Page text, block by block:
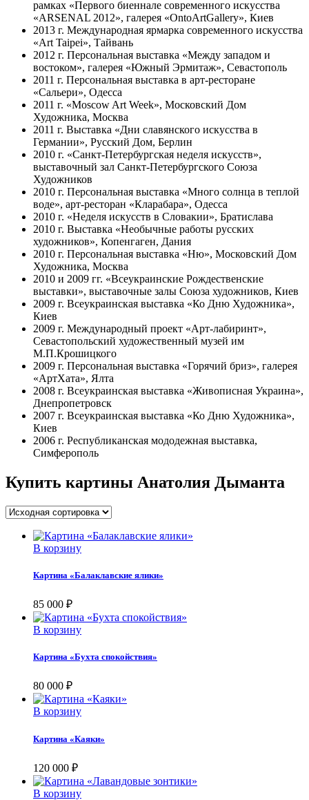
рамках «Первого биеннале современного искусства
«ARSENAL 2012», галерея «OntoArtGallery», Киев
2013 г. Международная ярмарка современного искусства
«Art Taipei», Тайвань
2012 г. Персональная выставка «Между западом и
востоком», галерея «Южный Эрмитаж», Севастополь
2011 г. Персональная выставка в арт-ресторане
«Сальери», Одесса
2011 г. «Moscow Art Week», Московский Дом
Художника, Москва
2011 г. Выставка «Дни славянского искусства в
Германии», Русский Дом, Берлин
2010 г. «Санкт-Петербургская неделя искусств»,
выставочный зал Санкт-Петербургского Союза
Художников
2010 г. Персональная выставка «Много солнца в теплой
воде», арт-ресторан «Кларабара», Одесса
2010 г. «Неделя искусств в Словакии», Братислава
2010 г. Выставка «Необычные работы русских
художников», Копенгаген, Дания
2010 г. Персональная выставка «Ню», Московский Дом
Художника, Москва
2010 и 2009 гг. «Всеукраинские Рождественские
выставки», выставочные залы Союза художников, Киев
2009 г. Всеукраинская выставка «Ко Дню Художника»,
Киев
2009 г. Международный проект «Арт-лабиринт»,
Севастопольский художественный музей им
М.П.Крошицкого
2009 г. Персональная выставка «Горячий бриз», галерея
«АртХата», Ялта
2008 г. Всеукраинская выставка «Живописная Украина»,
Днепропетровск
2007 г. Всеукраинская выставка «Ко Дню Художника»,
Киев
2006 г. Республиканская мододежная выставка,
Симферополь
Купить картины Анатолия Дыманта
В корзину
Картина «Балаклавские ялики»
85 000 ₽
В корзину
Картина «Бухта спокойствия»
80 000 ₽
В корзину
Картина «Каяки»
120 000 ₽
В корзину